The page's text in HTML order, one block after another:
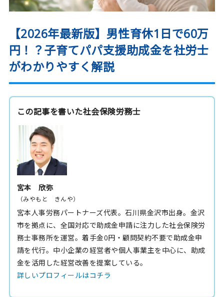
【2026年最新版】男性育休1日で60万
円！？子育てパパ支援助成金を社労士
がわかりやすく解説
この記事を書いた社会保険労務士
宮本 欣弥
（みやもと きんや）
宮本人事労務パートナーズ代表。石川県金沢市出身。金沢
市を拠点に、全国対応で助成金申請に注力した社会保険労
務士事務所を運営。着手金0円・顧問契約不要で助成金申
請を代行。中小企業の経営者や個人事業主を中心に、助成
金を活用した経営改善を提案している。
詳しいプロフィールはコチラ